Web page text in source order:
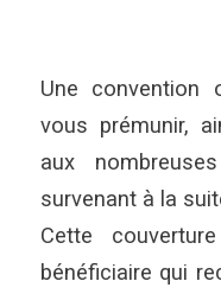
Une convention
vous prémunir,
aux
survenant à la
Cette
bénéficiaire qui